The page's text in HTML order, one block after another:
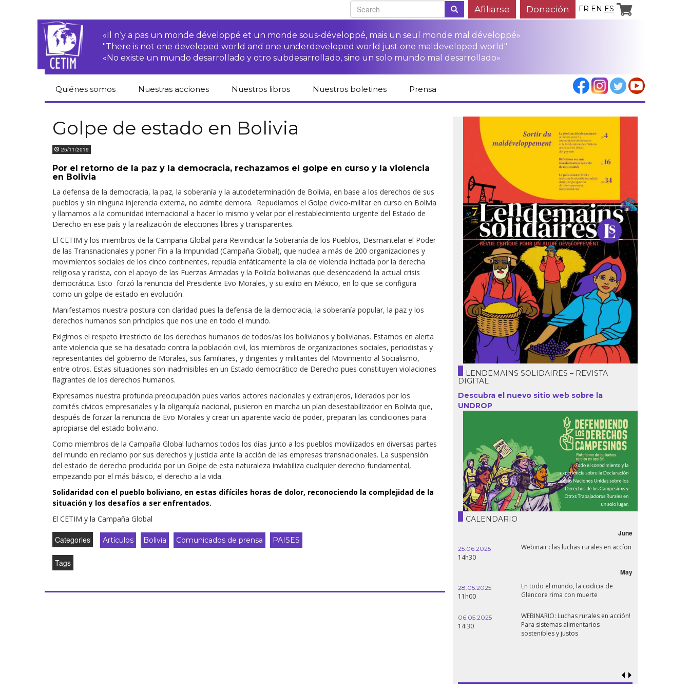
Afiliarse Donación FR EN ES
«Il n‘y a pas un monde développé et un monde sous-développé, mais un seul monde mal développé»
"There is not one developed world and one underdeveloped world just one maldeveloped world"
«No existe un mundo desarrollado y otro subdesarrollado, sino un solo mundo mal desarrollado»
Quiénes somos
Equipo
Informes de
actividades
Estatutos
Nuestras acciones
campesinas·os “Protección
derechos de las·os
campesinas·os”
para las·os
campesinas·os
Fichas de formación
sobre los derechos
de las·os
campesinas·os
para las víctimas de
las ETNs
Justicia Otros documentos y
Derechos
económicos, sociales
y culturales
Derecho al
desarrollo
Por país Argentina
Brasil
Chile
Colombia
Ecuador
Francia
Nigeria
Declaraciones en la
Conferencias
Nuestros libros
del CETIM en
español
Nuestros boletines Prensa
Golpe de estado en Bolivia
25/11/2019
Por el retorno de la paz y la democracia, rechazamos el golpe en curso y la violencia
en Bolivia
La defensa de la democracia, la paz, la soberanía y la autodeterminación de Bolivia, en base a los derechos de sus
pueblos y sin ninguna injerencia externa, no admite demora. Repudiamos el Golpe cívico-militar en curso en Bolivia
y llamamos a la comunidad internacional a hacer lo mismo y velar por el restablecimiento urgente del Estado de
Derecho en ese país y la realización de elecciones libres y transparentes.
El CETIM y los miembros de la Campaña Global para Reivindicar la Soberanía de los Pueblos, Desmantelar el Poder
de las Transnacionales y poner Fin a la Impunidad (Campaña Global), que nuclea a más de 200 organizaciones y
movimientos sociales de los cinco continentes, repudia enfáticamente la ola de violencia incitada por la derecha
religiosa y racista, con el apoyo de las Fuerzas Armadas y la Policía bolivianas que desencadenó la actual crisis
democrática. Esto forzó la renuncia del Presidente Evo Morales, y su exilio en México, en lo que se configura
como un golpe de estado en evolución.
Manifestamos nuestra postura con claridad pues la defensa de la democracia, la soberanía popular, la paz y los
derechos humanos son principios que nos une en todo el mundo.
Exigimos el respeto irrestricto de los derechos humanos de todos/as los bolivianos y bolivianas. Estamos en alerta
ante violencia que se ha desatado contra la población civil, los miembros de organizaciones sociales, periodistas y
representantes del gobierno de Morales, sus familiares, y dirigentes y militantes del Movimiento al Socialismo,
entre otros. Estas situaciones son inadmisibles en un Estado democrático de Derecho pues constituyen violaciones
flagrantes de los derechos humanos.
Expresamos nuestra profunda preocupación pues varios actores nacionales y extranjeros, liderados por los
comités cívicos empresariales y la oligarquía nacional, pusieron en marcha un plan desestabilizador en Bolivia que,
después de forzar la renuncia de Evo Morales y crear un aparente vacío de poder, preparan las condiciones para
apropiarse del estado boliviano.
Como miembros de la Campaña Global luchamos todos los días junto a los pueblos movilizados en diversas partes
del mundo en reclamo por sus derechos y justicia ante la acción de las empresas transnacionales. La suspensión
del estado de derecho producida por un Golpe de esta naturaleza inviabiliza cualquier derecho fundamental,
empezando por el más básico, el derecho a la vida.
Solidaridad con el pueblo boliviano, en estas difíciles horas de dolor, reconociendo la complejidad de la
situación y los desafíos a ser enfrentados.
El CETIM y la Campaña Global
Categories Artículos Bolivia Comunicados de prensa PAISES
Tags
LENDEMAINS SOLIDAIRES – REVISTA
DIGITAL
Descubra el nuevo sitio web sobre la
UNDROP
CALENDARIO
June
25.06.2025
14h30
Webinair : las luchas rurales en accíon
May
28.05.2025
11h00
En todo el mundo, la codicia de
Glencore rima con muerte
06.05.2025
14:30
WEBINARIO: Luchas rurales en acción!
Para sistemas alimentarios
sostenibles y justos